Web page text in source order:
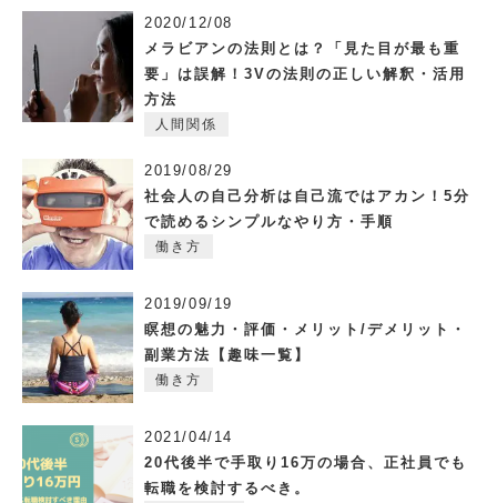
2020/12/08
メラビアンの法則とは？「見た目が最も重
要」は誤解！3Vの法則の正しい解釈・活用
方法
人間関係
2019/08/29
社会人の自己分析は自己流ではアカン！5分
で読めるシンプルなやり方・手順
働き方
2019/09/19
瞑想の魅力・評価・メリット/デメリット・
副業方法【趣味一覧】
働き方
2021/04/14
20代後半で手取り16万の場合、正社員でも
転職を検討するべき。